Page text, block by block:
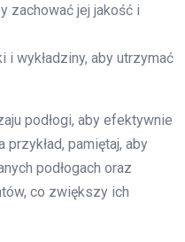
zachować jej jakość i
i wykładziny, aby utrzymać
podłogi, aby efektywnie
pamiętaj, aby
podłogach oraz
co zwiększy ich